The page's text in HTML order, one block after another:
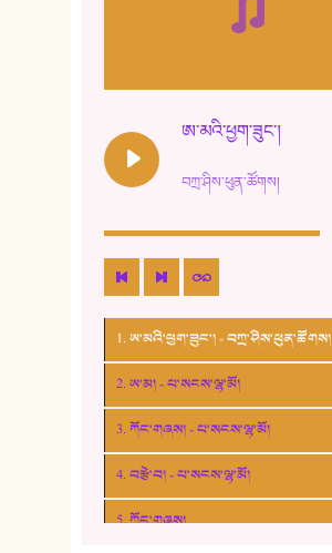
ཨ་མའི་ཕྱག་ཟུང་།
བཀྲ་ཤིས་ཕུན་ཚོགས།
1. ཨ་མའི་ཕྱག་ཟུང་། - བཀྲ་ཤིས་ཕུན་ཚོགས།
2. ཨ་མ། - པ་སངས་ལྷ་མོ།
3. ཀོང་གཞས། - པ་སངས་ལྷ་མོ།
4. བརྩེ་བ། - པ་སངས་ལྷ་མོ།
5. ཀོང་གཞས།